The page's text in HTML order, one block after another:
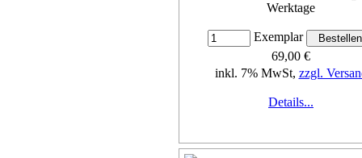
Werktage
Exemplar
69,00 €
inkl. 7% MwSt, zzgl.
Details...